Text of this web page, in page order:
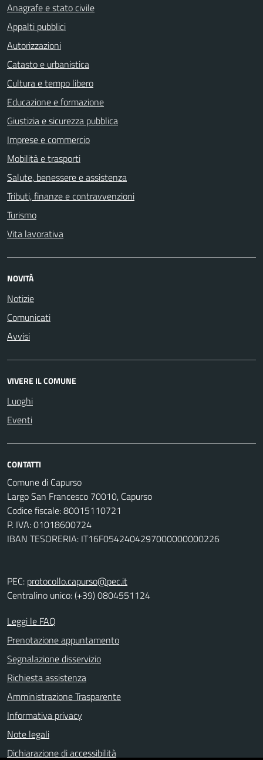
Anagrafe e stato civile
Appalti pubblici
Autorizzazioni
Catasto e urbanistica
Cultura e tempo libero
Educazione e formazione
Giustizia e sicurezza pubblica
Imprese e commercio
Mobilità e trasporti
Salute, benessere e assistenza
Tributi, finanze e contravvenzioni
Turismo
Vita lavorativa
NOVITÀ
Notizie
Comunicati
Avvisi
VIVERE IL COMUNE
Luoghi
Eventi
CONTATTI
Comune di Capurso
Largo San Francesco 70010, Capurso
Codice fiscale: 80015110721
P. IVA: 01018600724
IBAN TESORERIA: IT16F0542404297000000000226
PEC: protocollo.capurso@pec.it
Centralino unico: (+39) 0804551124
Leggi le FAQ
Prenotazione appuntamento
Segnalazione disservizio
Richiesta assistenza
Amministrazione Trasparente
Informativa privacy
Note legali
Dichiarazione di accessibilità